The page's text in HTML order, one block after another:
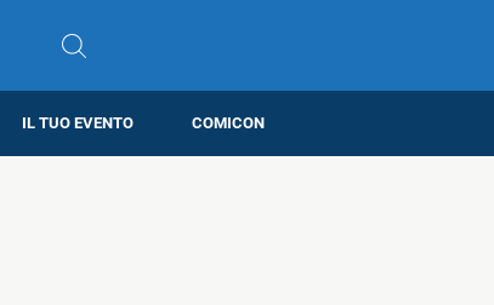
IL TUO EVENTO COMICON